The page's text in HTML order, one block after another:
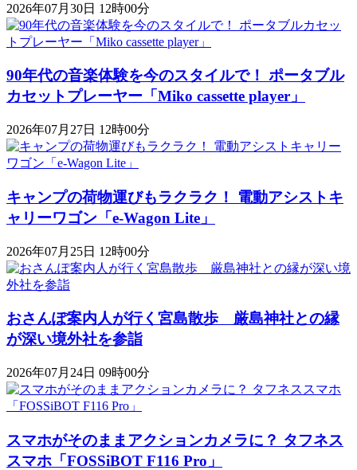
2026年07月30日 12時00分
90年代の音楽体験を今のスタイルで！ ポータブル
カセットプレーヤー「Miko cassette player」
2026年07月27日 12時00分
キャンプの荷物運びもラクラク！ 電動アシストキ
ャリーワゴン「​​e-Wagon Lite」
2026年07月25日 12時00分
おさんぽ案内人が行く宮島散歩 厳島神社との縁
が深い境外社を参詣
2026年07月24日 09時00分
スマホがそのままアクションカメラに？ タフネス
スマホ「FOSSiBOT F116 Pro」